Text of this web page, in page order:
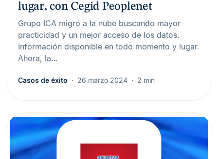
lugar, con Cegid Peoplenet
Grupo ICA migró a la nube buscando mayor
practicidad y un mejor acceso de los datos.
Información disponible en todo momento y lugar.
Ahora, la…
Casos de éxito 26 marzo 2024 2 min